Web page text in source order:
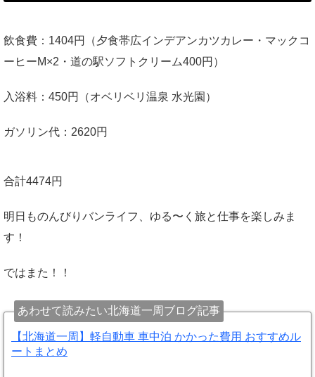
飲食費：1404円（夕食帯広インデアンカツカレー・マックコ
ーヒーM×2・道の駅ソフトクリーム400円）
入浴料：450円（オベリベリ温泉 水光園）
ガソリン代：2620円
合計4474円
明日ものんびりバンライフ、ゆる〜く旅と仕事を楽しみま
す！
ではまた！！
あわせて読みたい北海道一周ブログ記事
【北海道一周】軽自動車 車中泊 かかった費用 おすすめル
ートまとめ